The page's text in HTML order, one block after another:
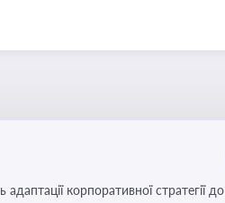
корпоративної стратегії до